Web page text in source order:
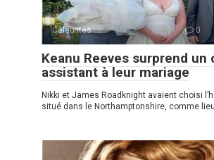
Célébrités 0
Keanu Reeves surprend un
assistant à leur mariage
Nikki et James Roadknight avaient choisi
situé dans le Northamptonshire, comme lieu